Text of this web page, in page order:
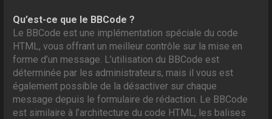
Qu’est-ce que le BBCode ?
Le BBCode est une implémentation spéciale du code
HTML, vous offrant un meilleur contrôle sur la mise en
forme d’un message. L’utilisation du BBCode est
déterminée par les administrateurs, mais il vous est
également possible de la désactiver sur chaque
message depuis le formulaire de rédaction. Le BBCode
est similaire à l’architecture du code HTML, les balises